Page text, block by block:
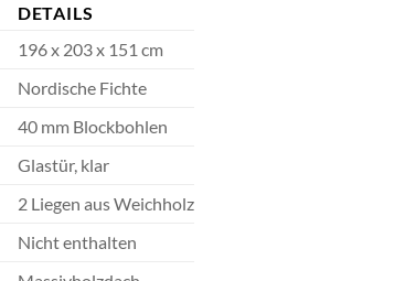
DETAILS
196 x 203 x 151 cm
Nordische Fichte
40 mm Blockbohlen
Glastür, klar
2 Liegen aus Weichholz
Nicht enthalten